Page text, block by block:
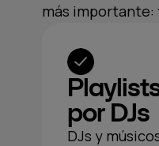
más importante:
por DJs
DJs y